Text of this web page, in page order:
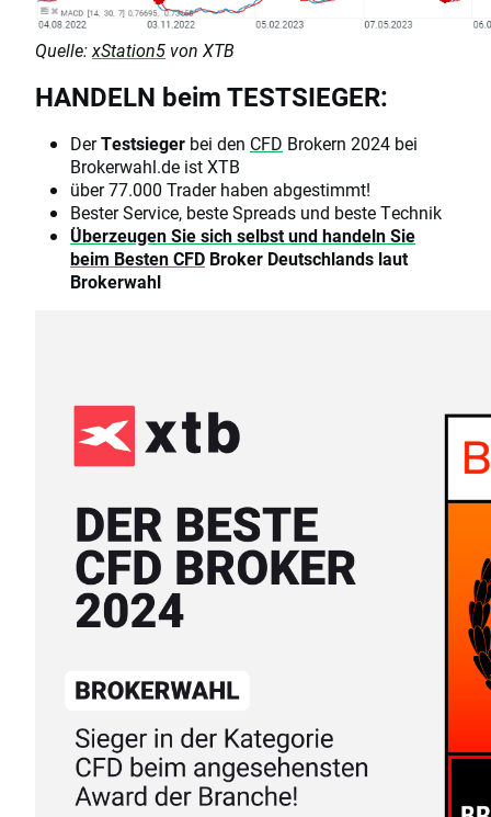
Quelle:xStation5 von XTB
HANDELN beim TESTSIEGER:
DerTestsieger bei den CFD Brokern 2024 bei
Brokerwahl.de ist XTB
über 77.000 Trader haben abgestimmt!
Bester Service, beste Spreads und beste Technik
Überzeugen Sie sich selbst und handeln Sie
beim BestenCFD Broker Deutschlands laut
Brokerwahl